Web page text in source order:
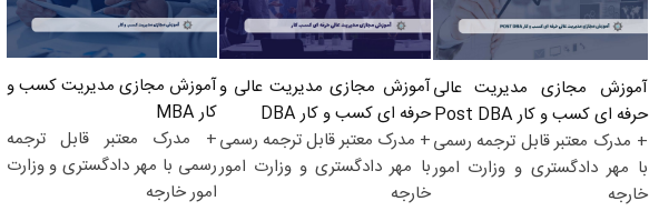
آموزش مجازی مدیریت عالی
حرفه ای کسب و کار Post DBA
+ مدرک معتبر قابل ترجمه رسمی
با مهر دادگستری و وزارت امور
خارجه
آموزش مجازی مدیریت عالی و
حرفه ای کسب و کار DBA
+ مدرک معتبر قابل ترجمه رسمی
با مهر دادگستری و وزارت امور
خارجه
آموزش مجازی مدیریت کسب و
کار MBA
+ مدرک معتبر قابل ترجمه
رسمی با مهر دادگستری و وزارت
امور خارجه